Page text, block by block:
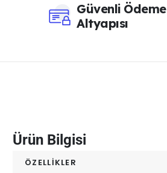
Güvenli Ödeme
Altyapısı
Ürün Bilgisi
ÖZELLIKLER